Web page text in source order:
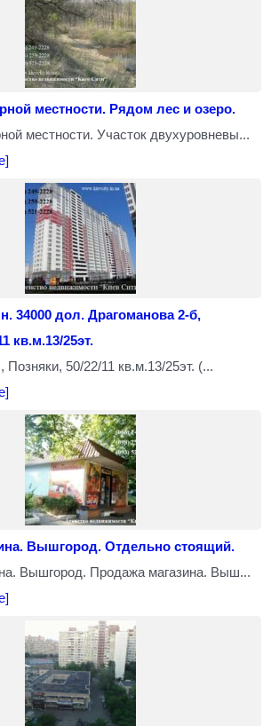
местности. Рядом лес и озеро.
местности. Участок двухуровневы...
34000 дол. Драгоманова 2-б,
кв.м.13/25эт.
Позняки, 50/22/11 кв.м.13/25эт. (...
Вышгород. Отдельно стоящий.
Вышгород. Продажа магазина. Выш...